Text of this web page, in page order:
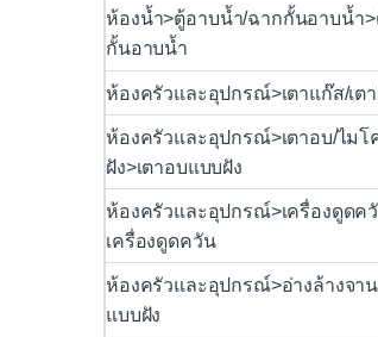
ห้องน้ำ>ตู้อาบน้ำ/ฉากกั้นอาบน้ำ
กั้นอาบน้ำ
ห้องครัวและอุปกรณ์>เตาแก๊ส/เตา
ห้องครัวและอุปกรณ์>เตาอบ/ไมโ
ฝัง>เตาอบแบบฝัง
ห้องครัวและอุปกรณ์>เครื่องดูดค
เครื่องดูดควัน
ห้องครัวและอุปกรณ์>อ่างล้างจา
แบบฝัง